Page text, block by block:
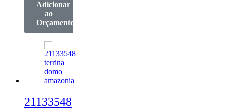
Adicionar
ao
Orçamento
21133548